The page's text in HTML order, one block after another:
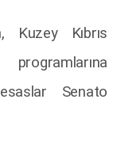
Kuzey Kıbrıs
Senato